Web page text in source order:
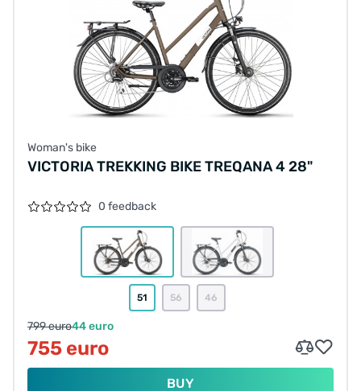
Woman's bike
VICTORIA TREKKING BIKE TREQANA 4 28"
0 feedback
51 56 46
799 euro44 euro
755 euro
BUY